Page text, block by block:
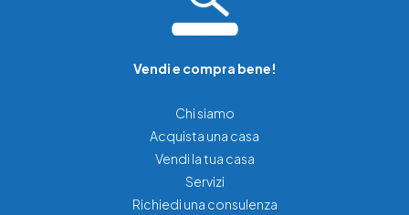
Vendi e compra bene!
Chi siamo
Acquista una casa
Vendi la tua casa
Servizi
Richiedi una consulenza